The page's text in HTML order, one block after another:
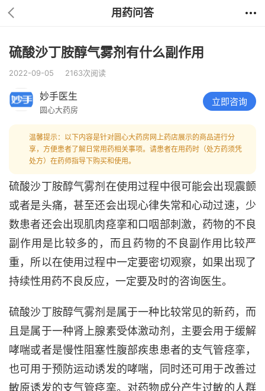
用药问答
硫酸沙丁胺醇气雾剂有什么副作用
2022-09-05 2163次阅读
妙手医生
圆心大药房
立即咨询
温馨提示：以下内容是针对圆心大药房网上药店展示的商品进行分
享，方便患者了解日常用药相关事项。请患者在用药时（处方药须凭
处方）在药师指导下购买和使用。
硫酸沙丁胺醇气雾剂在使用过程中很可能会出现震颤
或者是头痛，甚至还会出现心律失常和心动过速，少
数患者还会出现肌肉痉挛和口咽部刺激，药物的不良
副作用是比较多的，而且药物的不良副作用比较严
重，所以在使用过程中一定要密切观察，如果出现了
持续性用药不良反应，一定要及时的咨询医生。
硫酸沙丁胺醇气雾剂是属于一种比较常见的新药，而
且是属于一种肾上腺素受体激动剂，主要会用于缓解
哮喘或者是慢性阻塞性腹部疾患患者的支气管痉挛，
也可用于预防运动诱发的哮喘，同时还可用于改善过
敏原诱发的支气管痉挛。对药物成分产生过敏的人群